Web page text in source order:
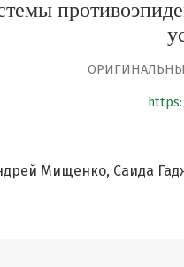
Мищенко Саида